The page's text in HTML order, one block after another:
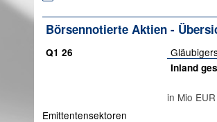
Börsennotierte Aktien -
Q1 26
Inland
in Mio EUR
Emittentensektoren